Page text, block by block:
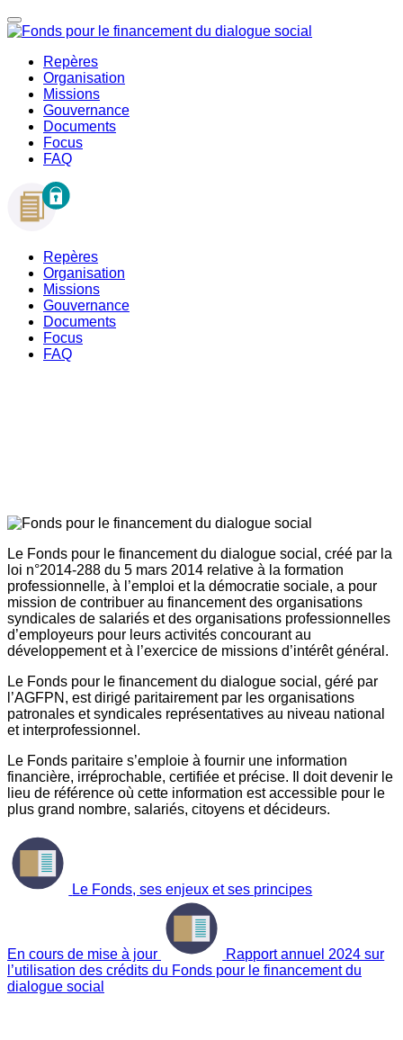
Repères
Organisation
Missions
Gouvernance
Documents
Focus
FAQ
Repères
Organisation
Missions
Gouvernance
Documents
Focus
FAQ
Le Fonds pour le financement du dialogue social, créé par la
loi n°2014-288 du 5 mars 2014 relative à la formation
professionnelle, à l’emploi et la démocratie sociale, a pour
mission de contribuer au financement des organisations
syndicales de salariés et des organisations professionnelles
d’employeurs pour leurs activités concourant au
développement et à l’exercice de missions d’intérêt général.
Le Fonds pour le financement du dialogue social, géré par
l’AGFPN, est dirigé paritairement par les organisations
patronales et syndicales représentatives au niveau national
et interprofessionnel.
Le Fonds paritaire s’emploie à fournir une information
financière, irréprochable, certifiée et précise. Il doit devenir le
lieu de référence où cette information est accessible pour le
plus grand nombre, salariés, citoyens et décideurs.
Le Fonds, ses enjeux et ses principes
En cours de mise à jour
Rapport annuel 2024 sur
l’utilisation des crédits du Fonds pour le financement du
dialogue social